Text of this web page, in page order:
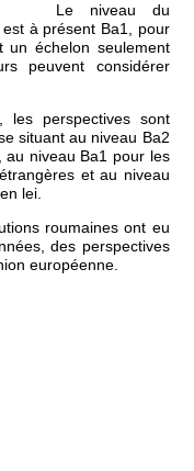
Le niveau du
à présent Ba1, pour
échelon seulement
peuvent considérer
les perspectives sont
situant au niveau Ba2
au niveau Ba1 pour les
et au niveau
lei.
roumaines ont eu
des perspectives
européenne.